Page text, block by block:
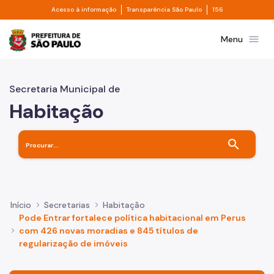
Pular para o Conteúdo principal
Acesso à informação Divisor de acesso à informação
Transparência São Paulo Divisor de
156
Prefeitura de São PauloMenu menu
Secretaria Municipal de
Habitação
search
Início Secretarias
Habitação
Pode Entrar fortalece política habitacional em Perus
com 426 novas moradias e 845 títulos de
regularização de imóveis